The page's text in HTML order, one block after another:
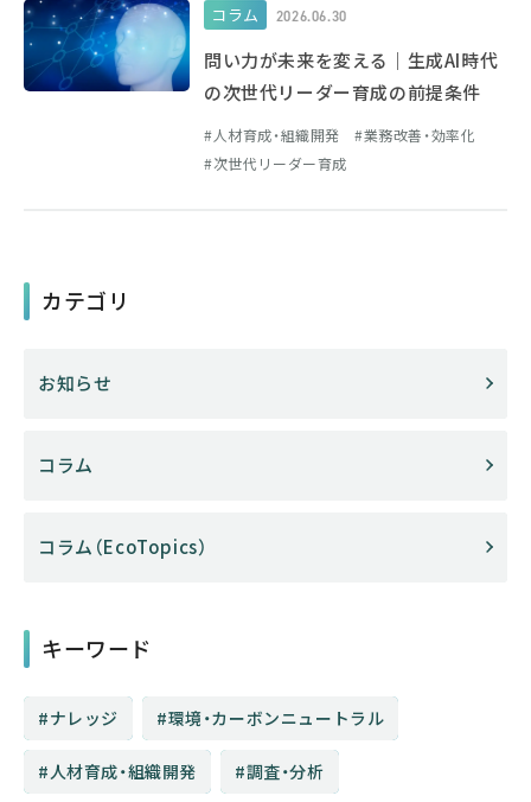
コラム 2026.06.30
問い力が未来を変える｜生成AI時代
の次世代リーダー育成の前提条件
人材育成・組織開発
業務改善・効率化
次世代リーダー育成
カテゴリ
お知らせ
コラム
コラム（EcoTopics）
キーワード
ナレッジ 環境・カーボンニュートラル
人材育成・組織開発 調査・分析